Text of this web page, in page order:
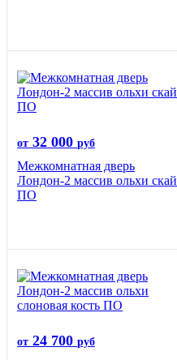
от 32 000 руб
Межкомнатная дверь
Лондон-2 массив ольхи скай
ПО
от 24 700 руб